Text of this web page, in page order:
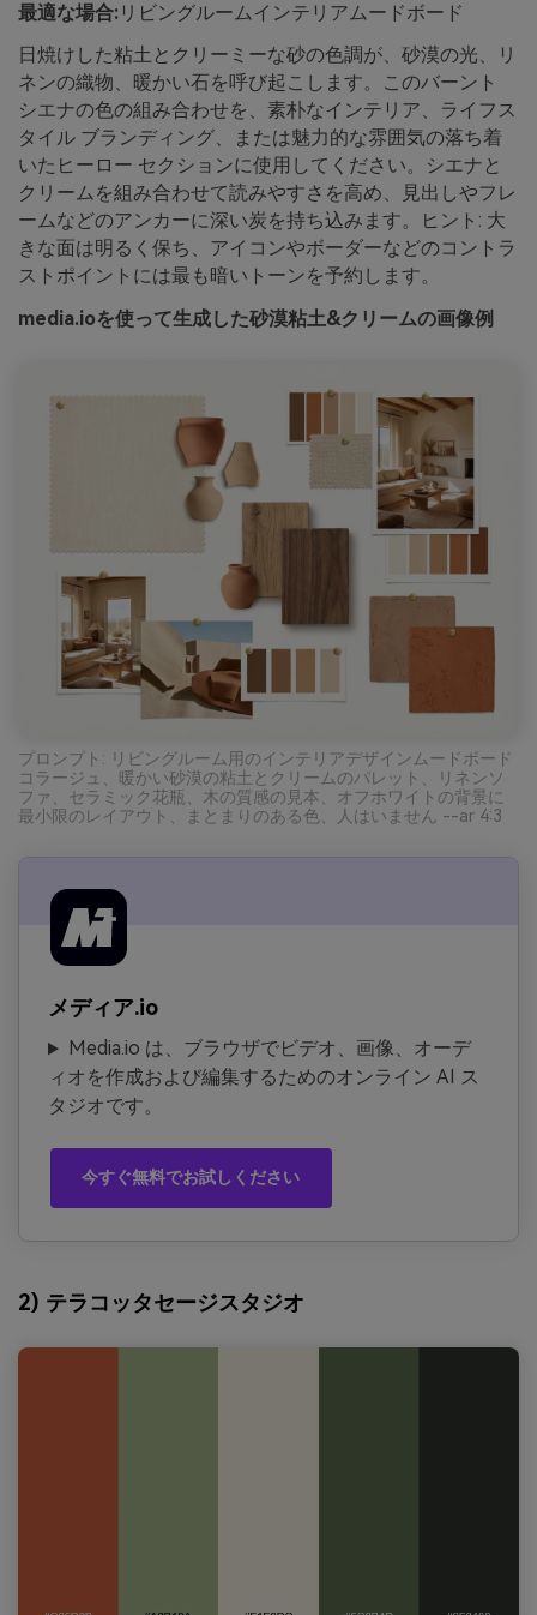
最適な場合: リビングルームインテリアムードボード
日焼けした粘土とクリーミーな砂の色調が、砂漠の光、リ
ネンの織物、暖かい石を呼び起こします。このバーント
シエナの色の組み合わせを、素朴なインテリア、ライフス
タイル ブランディング、または魅力的な雰囲気の落ち着
いたヒーロー セクションに使用してください。シエナと
クリームを組み合わせて読みやすさを高め、見出しやフレ
ームなどのアンカーに深い炭を持ち込みます。ヒント: 大
きな面は明るく保ち、アイコンやボーダーなどのコントラ
ストポイントには最も暗いトーンを予約します。
media.ioを使って生成した砂漠粘土&クリームの画像例
プロンプト: リビングルーム用のインテリアデザインムードボード
コラージュ、暖かい砂漠の粘土とクリームのパレット、リネンソ
ファ、セラミック花瓶、木の質感の見本、オフホワイトの背景に
最小限のレイアウト、まとまりのある色、人はいません --ar 4:3
メディア.io
Media.io は、ブラウザでビデオ、画像、オーデ
ィオを作成および編集するためのオンライン AI ス
タジオです。
今すぐ無料でお試しください
2) テラコッタセージスタジオ